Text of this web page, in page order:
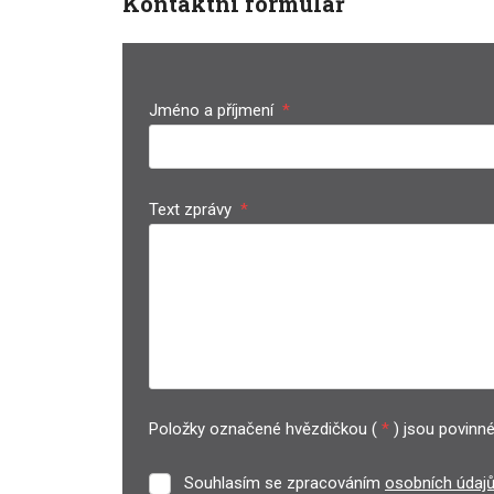
Jméno a příjmení *
Text zprávy *
Položky označené hvězdičkou ( * ) jsou
Souhlasím
Souhlasím se zpracováním osobních údajů